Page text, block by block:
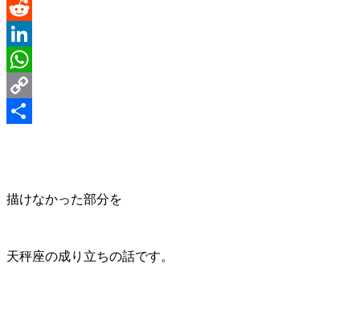
Pinterest
Reddit
LinkedIn
WhatsApp
Copy
描けなかった部分を
天秤座の成り立ちの話です。